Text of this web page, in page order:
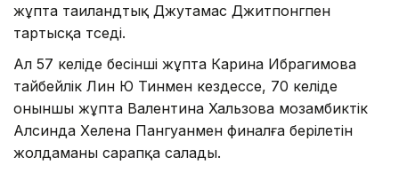
жұпта таиландтық Джутамас Джитпонгпен
тартысқа түседі.
Ал 57 келіде бесінші жұпта Карина Ибрагимова
тайбейлік Лин Ю Тинмен кездессе, 70 келіде
оныншы жұпта Валентина Хальзова мозамбиктік
Алсинда Хелена Пангуанмен финалға берілетін
жолдаманы сарапқа салады.